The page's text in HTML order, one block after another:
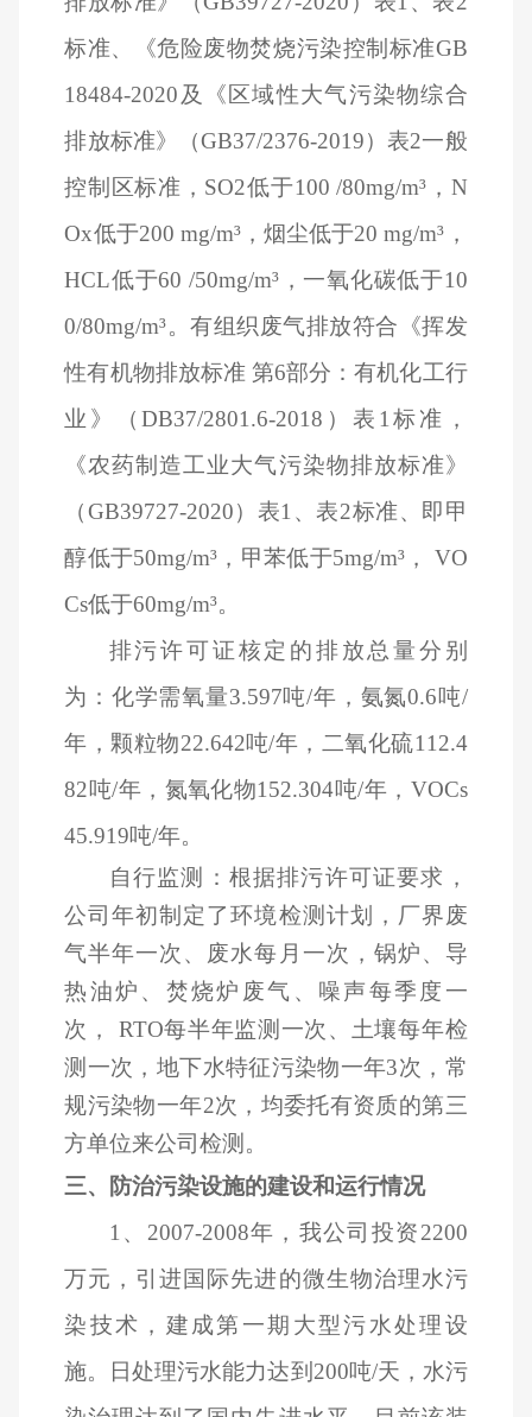
标准、《危险废物焚烧污染控制标准GB
18484-2020及《区域性大气污染物综合
排放标准》（GB37/2376-2019）表2一般
控制区标准，SO2低于100 /80mg/m³，N
Ox低于200 mg/m³，烟尘低于20 mg/m³，
HCL低于60 /50mg/m³，一氧化碳低于10
0/80mg/m³。有组织废气排放符合《挥发
性有机物排放标准 第6部分：有机化工行
业》（DB37/2801.6-2018）表1标准，
《农药制造工业大气污染物排放标准》
（GB39727-2020）表1、表2标准、即甲
醇低于50mg/m³，甲苯低于5mg/m³， VO
Cs低于60mg/m³。
排污许可证核定的排放总量分别
为：化学需氧量3.597吨/年，氨氮0.6吨/
年，颗粒物22.642吨/年，二氧化硫112.4
82吨/年，氮氧化物152.304吨/年，VOCs
45.919吨/年。
自行监测：根据排污许可证要求，
公司年初制定了环境检测计划，厂界废
气半年一次、废水每月一次，锅炉、导
热油炉、焚烧炉废气、噪声每季度一
次， RTO每半年监测一次、土壤每年检
测一次，地下水特征污染物一年3次，常
规污染物一年2次，均委托有资质的第三
方单位来公司检测。
三、防治污染设施的建设和运行情况
1 、2007-2008年，我公司投资2200
万元，引进国际先进的微生物治理水污
染技术，建成第一期大型污水处理设
施。日处理污水能力达到200吨/天，水污